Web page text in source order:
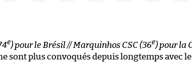
e) pour le Brésil // Marquinhos CSC (36e) pour la
sont plus convoqués depuis longtemps avec